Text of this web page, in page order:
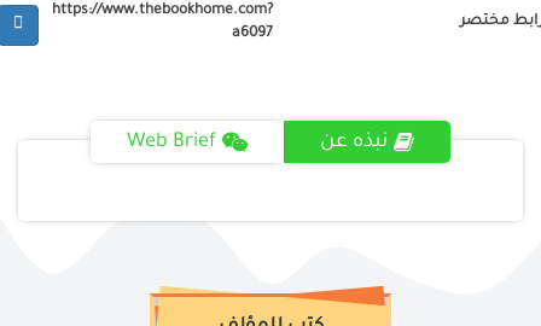
مختصر
https://www.thebookhome.com?
a6097
نبذه عن Web Brief